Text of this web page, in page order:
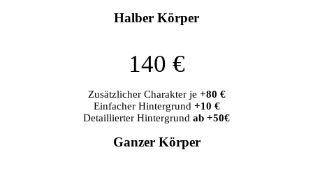
Halber Körper
140 €
Zusätzlicher Charakter je +80 €
Einfacher Hintergrund +10 €
Detaillierter Hintergrund ab +50€
Ganzer Körper